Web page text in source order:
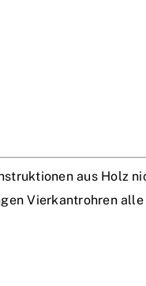
aus Holz
Vierkantrohren